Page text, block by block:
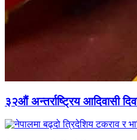
३२औं अन्तर्राष्ट्रिय आदिवासी